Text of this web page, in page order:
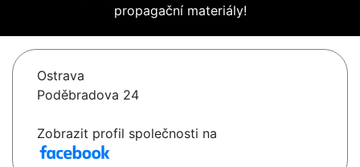
propagační materiály!
Ostrava
Poděbradova 24
Zobrazit profil společnosti na